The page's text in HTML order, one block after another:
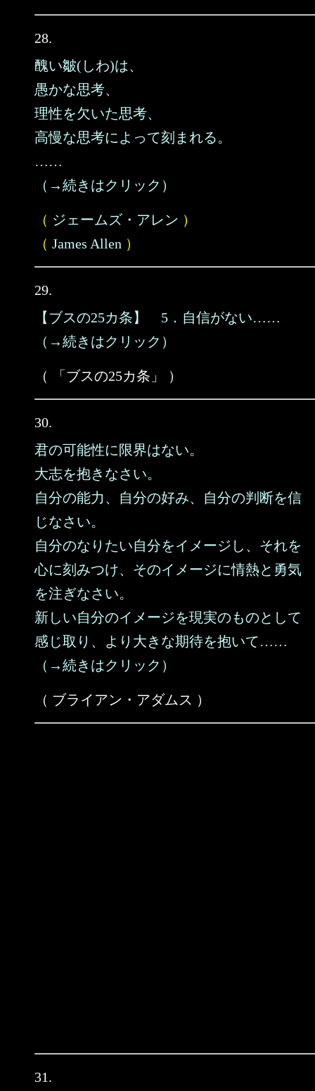
28.
醜い皺(しわ)は、
愚かな思考、
理性を欠いた思考、
高慢な思考によって刻まれる。
……
（→続きはクリック）
（ ジェームズ・アレン ）
（ James Allen ）
29.
【ブスの25カ条】 5．自信がない……
（→続きはクリック）
（ 「ブスの25カ条」 ）
30.
君の可能性に限界はない。
大志を抱きなさい。
自分の能力、自分の好み、自分の判断を信
じなさい。
自分のなりたい自分をイメージし、それを
心に刻みつけ、そのイメージに情熱と勇気
を注ぎなさい。
新しい自分のイメージを現実のものとして
感じ取り、より大きな期待を抱いて……
（→続きはクリック）
（ ブライアン・アダムス ）
31.